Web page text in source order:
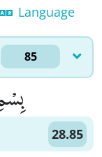
Language
85
28.85